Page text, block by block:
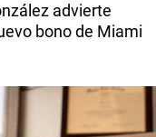
advierte
bono de Miami